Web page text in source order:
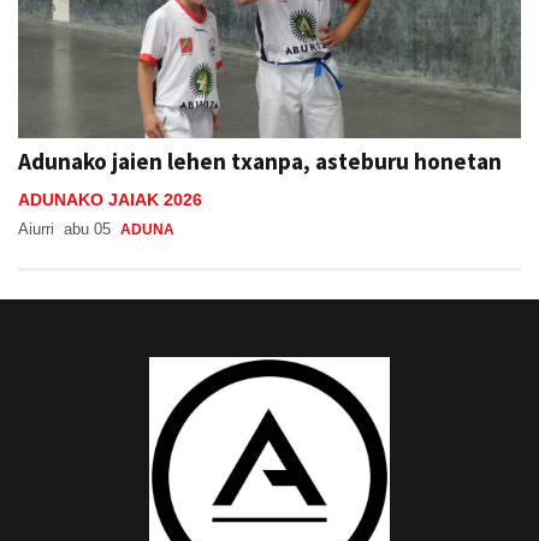
Adunako jaien lehen txanpa, asteburu honetan
ADUNAKO JAIAK 2026
Aiurri abu 05 ADUNA